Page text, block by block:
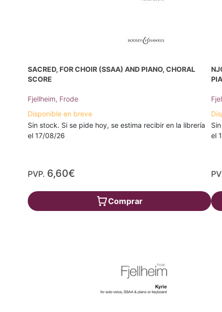
SACRED, FOR CHOIR (SSAA) AND PIANO, CHORAL
SCORE
Fjellheim, Frode
Disponible en breve
Sin stock. Si se pide hoy, se estima recibir en la librería
el 17/08/26
PVP. 6,60€
Comprar
el